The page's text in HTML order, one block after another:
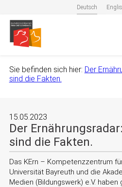
Deutsch
Sie befinden sich hier: Der
sind die Fakten.
15.05.2023
Der
sind die Fakten.
Das KErn – Kompetenzzentrum
Universität Bayreuth und die
Medien (Bildungswerk) e.V. haben